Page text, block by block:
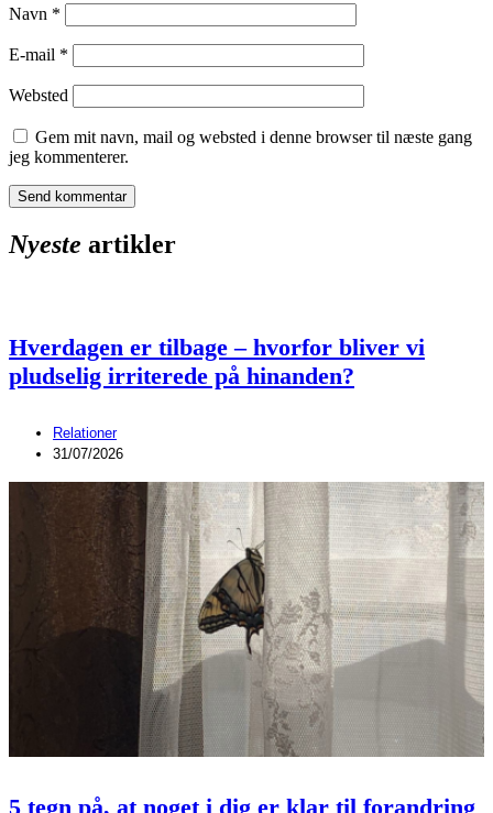
Navn *
E-mail *
Websted
Gem mit navn, mail og websted i denne browser til næste gang
jeg kommenterer.
Nyeste artikler
Hverdagen er tilbage – hvorfor bliver vi
pludselig irriterede på hinanden?
Relationer
31/07/2026
5 tegn på, at noget i dig er klar til forandring